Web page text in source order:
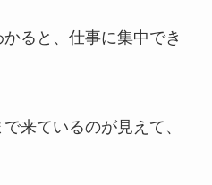
かると、仕事に集中でき
来ているのが見えて、